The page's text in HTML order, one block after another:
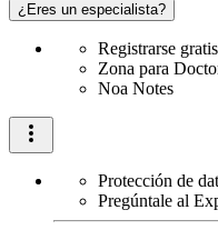
¿Eres un especialista?
Registrarse gratis
Zona para
Noa Notes
Protección de
Pregúntale al